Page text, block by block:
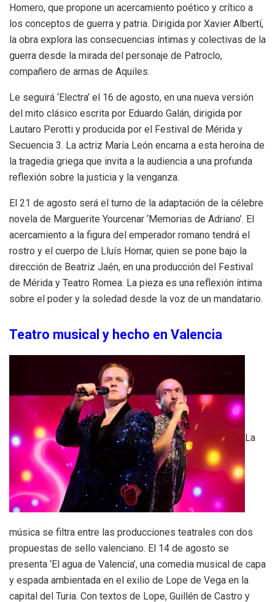
Homero, que propone un acercamiento poético y crítico a
los conceptos de guerra y patria. Dirigida por Xavier Albertí,
la obra explora las consecuencias íntimas y colectivas de la
guerra desde la mirada del personaje de Patroclo,
compañero de armas de Aquiles.
Le seguirá ‘Electra’ el 16 de agosto, en una nueva versión
del mito clásico escrita por Eduardo Galán, dirigida por
Lautaro Perotti y producida por el Festival de Mérida y
Secuencia 3. La actriz María León encarna a esta heroína de
la tragedia griega que invita a la audiencia a una profunda
reflexión sobre la justicia y la venganza.
El 21 de agosto será el turno de la adaptación de la célebre
novela de Marguerite Yourcenar ‘Memorias de Adriano’. El
acercamiento a la figura del emperador romano tendrá el
rostro y el cuerpo de Lluís Homar, quien se pone bajo la
dirección de Beatriz Jaén, en una producción del Festival
de Mérida y Teatro Romea. La pieza es una reflexión íntima
sobre el poder y la soledad desde la voz de un mandatario.
Teatro musical y hecho en Valencia
La
música se filtra entre las producciones teatrales con dos
propuestas de sello valenciano. El 14 de agosto se
presenta ‘El agua de Valencia’, una comedia musical de capa
y espada ambientada en el exilio de Lope de Vega en la
capital del Turia. Con textos de Lope, Guillén de Castro y